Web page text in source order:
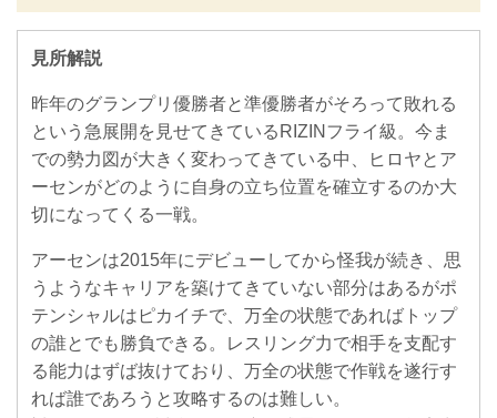
見所解説
昨年のグランプリ優勝者と準優勝者がそろって敗れる
という急展開を見せてきているRIZINフライ級。今ま
での勢力図が大きく変わってきている中、ヒロヤとア
ーセンがどのように自身の立ち位置を確立するのか大
切になってくる一戦。
アーセンは2015年にデビューしてから怪我が続き、思
うようなキャリアを築けてきていない部分はあるがポ
テンシャルはピカイチで、万全の状態であればトップ
の誰とでも勝負できる。レスリング力で相手を支配す
る能力はずば抜けており、万全の状態で作戦を遂行す
れば誰であろうと攻略するのは難しい。